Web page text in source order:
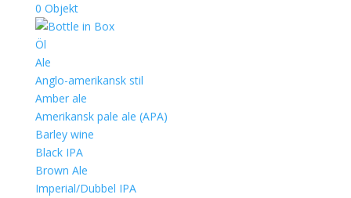
0 Objekt
Öl
Ale
Anglo-amerikansk stil
Amber ale
Amerikansk pale ale (APA)
Barley wine
Black IPA
Brown Ale
Imperial/Dubbel IPA